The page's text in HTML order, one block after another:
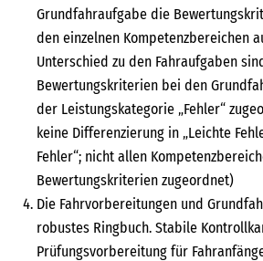
Grundfahraufgabe die
den einzelnen Kompetenzbereichen
Unterschied zu den Fahraufgaben
Bewertungskriterien bei den
der Leistungskategorie „Fehler“
keine Differenzierung in „Leichte
Fehler“; nicht allen
Bewertungskriterien zugeordnet)
Die Fahrvorbereitungen und
robustes Ringbuch. Stabile
Prüfungsvorbereitung für